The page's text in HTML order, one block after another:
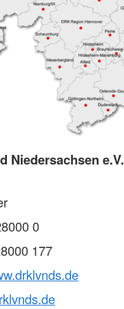
Niedersachsen e.V.
0
177